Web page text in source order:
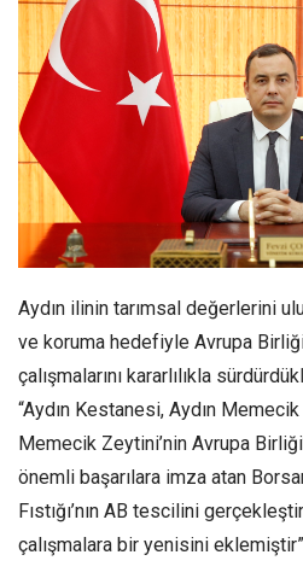
Aydın ilinin tarımsal değerlerini
ve koruma hedefiyle Avrupa
çalışmalarını kararlılıkla
“Aydın Kestanesi, Aydın
Memecik Zeytini’nin Avrupa
önemli başarılara imza atan
Fıstığı’nın AB tescilini
çalışmalara bir yenisini